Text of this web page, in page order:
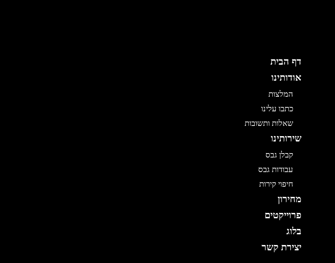
דף הבית
אודותינו
המלצות
כתבו עלינו
שאלות ותשובות
שירותינו
קבלן גבס
עבודות גבס
חיפוי קירות
מחירון
פרוייקטים
בלוג
יצירת קשר